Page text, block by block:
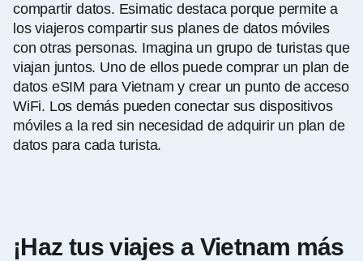
compartir datos. Esimatic destaca porque permite a
los viajeros compartir sus planes de datos móviles
con otras personas. Imagina un grupo de turistas que
viajan juntos. Uno de ellos puede comprar un plan de
datos eSIM para Vietnam y crear un punto de acceso
WiFi. Los demás pueden conectar sus dispositivos
móviles a la red sin necesidad de adquirir un plan de
datos para cada turista.
¡Haz tus viajes a Vietnam más